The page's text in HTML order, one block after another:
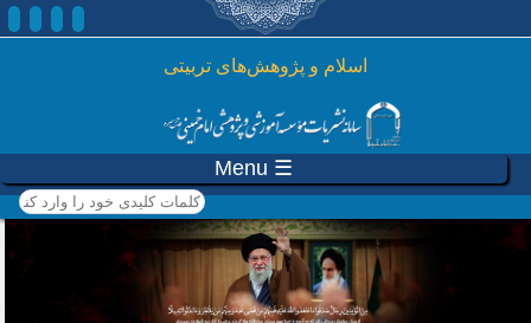
رفتن به محتوای اصلی
اسلام و پژوهش‌های تربیتی
☰ Menu
کلمات کلیدی خود را وارد
کنید